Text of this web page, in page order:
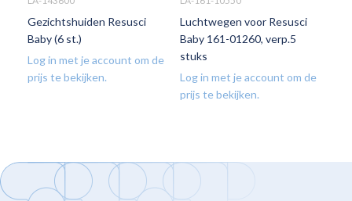
Gezichtshuiden Resusci
Baby (6 st.)
Log in met je account om de
prijs te bekijken.
Luchtwegen voor Resusci
Baby 161-01260, verp.5
stuks
Log in met je account om de
prijs te bekijken.